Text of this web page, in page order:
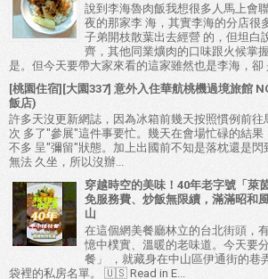
說到李海魯肉飯我想很多人馬上會
夜的那家李 海，其實李海的分店很
子弟開枝散葉出去經營 的，但坦白
齊，其他同業爌肉的口味跟火候掌
是。但今天要帶大家來看的這家雖然也是李海，卻
[桃園住宿][大園337] 意外入住華航桃機過境旅館
飯店)
許多天沒更新網誌，因為冰箱前幾天按照慣例前往
次 多了"參展"這件事要忙。幾天在會場忙碌的結
不多 呈"彌留"狀態。加上出國前不知是落枕還是
無法 久坐，所以沒辦...
穿越時空的美味！40年老字號「萊
免服務費、炒飯無限續，滿滿昭和
山
在這個網美餐廳林立的台北街頭，
憶中樸實、溫暖的老味道。今天要
餐」 ，就藏身在中山區伊通街的巷
袋裡的私房名單。 🇺🇸 Read in E...